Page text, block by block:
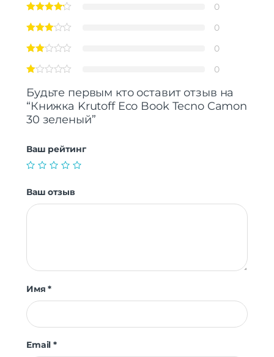
0
0
0
0
Будьте первым кто оставит отзыв на
“Книжка Krutoff Eco Book Tecno Camon
30 зеленый”
Ваш рейтинг
Ваш отзыв
Имя*
Email*